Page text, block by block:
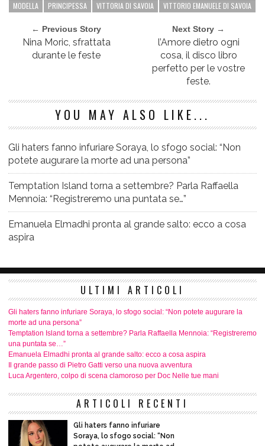
MODELLA
PRINCIPESSA VITTORIA DI SAVOIA VITTORIO EMANUELE DI SAVOIA
← Previous Story
Nina Moric, sfrattata
durante le feste
Next Story →
l’Amore dietro ogni
cosa, il disco libro
perfetto per le vostre
feste.
YOU MAY ALSO LIKE...
Gli haters fanno infuriare Soraya, lo sfogo social: “Non
potete augurare la morte ad una persona”
Temptation Island torna a settembre? Parla Raffaella
Mennoia: “Registreremo una puntata se…”
Emanuela Elmadhi pronta al grande salto: ecco a cosa
aspira
ULTIMI ARTICOLI
Gli haters fanno infuriare Soraya, lo sfogo social: “Non potete augurare la
morte ad una persona”
Temptation Island torna a settembre? Parla Raffaella Mennoia: “Registreremo
una puntata se…”
Emanuela Elmadhi pronta al grande salto: ecco a cosa aspira
Il grande passo di Pietro Gatti verso una nuova avventura
Luca Argentero, colpo di scena clamoroso per Doc Nelle tue mani
ARTICOLI RECENTI
Gli haters fanno infuriare
Soraya, lo sfogo social: “Non